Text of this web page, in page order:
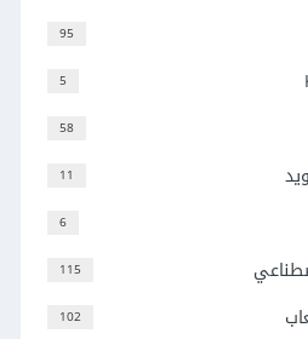
95
5
58
11
6
115
102